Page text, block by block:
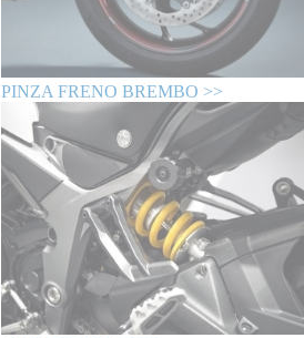
PINZA FRENO BREMBO >>